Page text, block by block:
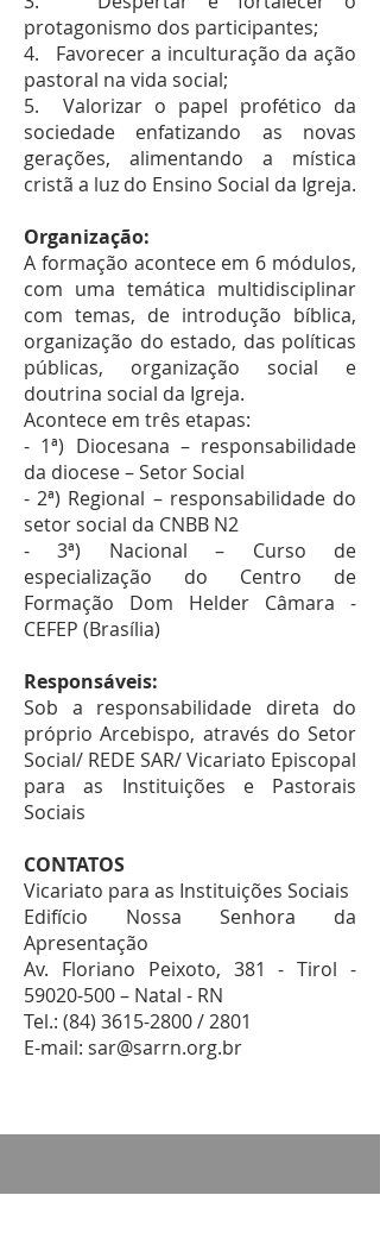
protagonismo dos participantes;
4. Favorecer a inculturação da ação
pastoral na vida social;
5. Valorizar o papel profético da
sociedade enfatizando as novas
gerações, alimentando a mística
cristã a luz do Ensino Social da Igreja.
Organização:
A formação acontece em 6 módulos,
com uma temática multidisciplinar
com temas, de introdução bíblica,
organização do estado, das políticas
públicas, organização social e
doutrina social da Igreja.
Acontece em três etapas:
- 1ª) Diocesana – responsabilidade
da diocese – Setor Social
- 2ª) Regional – responsabilidade do
setor social da CNBB N2
- 3ª) Nacional – Curso de
especialização do Centro de
Formação Dom Helder Câmara -
CEFEP (Brasília)
Responsáveis:
Sob a responsabilidade direta do
próprio Arcebispo, através do Setor
Social/ REDE SAR/ Vicariato Episcopal
para as Instituições e Pastorais
Sociais
CONTATOS
Vicariato para as Instituições Sociais
Edifício Nossa Senhora da
Apresentação
Av. Floriano Peixoto, 381 - Tirol -
59020-500 – Natal - RN
Tel.: (84) 3615-2800 / 2801
E-mail: sar@sarrn.org.br